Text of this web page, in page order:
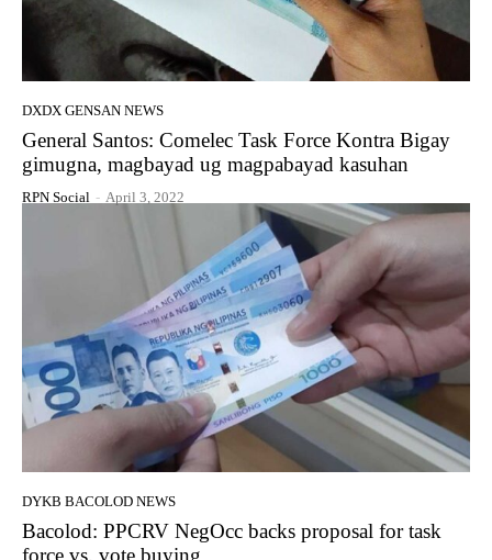
DXDX GENSAN NEWS
General Santos: Comelec Task Force Kontra Bigay
gimugna, magbayad ug magpabayad kasuhan
RPN Social - April 3, 2022
DYKB BACOLOD NEWS
Bacolod: PPCRV NegOcc backs proposal for task
force vs. vote buying